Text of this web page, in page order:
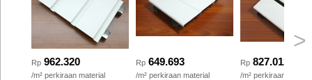
>
Rp 962.320
/m² perkiraan material
Rp 649.693
/m² perkiraan material
Rp 827.012
/m² perkiraan